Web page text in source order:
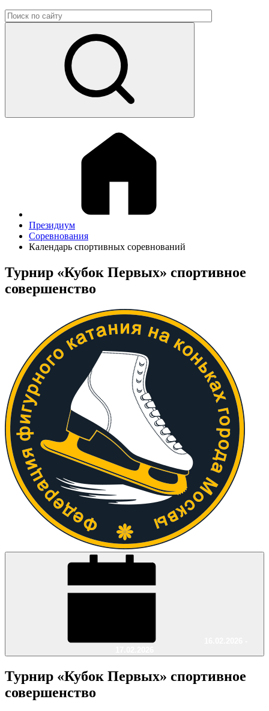
Президиум
Соревнования
Календарь спортивных соревнований
Турнир «Кубок Первых» спортивное
совершенство
Турнир «Кубок Первых» спортивное
совершенство